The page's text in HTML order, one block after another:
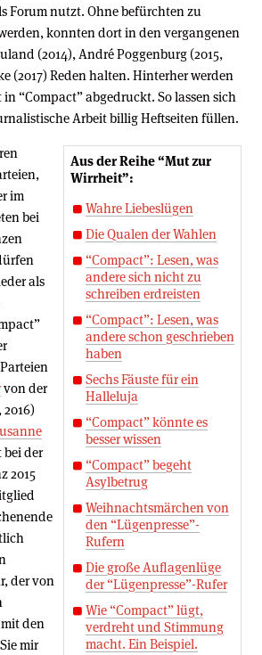
Forum nutzt. Ohne befürchten zu
konnten dort in den vergangenen
(2014), André Poggenburg (2015,
(2017) Reden halten. Hinterher werden
“Compact” abgedruckt. So lassen sich
Arbeit billig Heftseiten füllen.
Aus der Reihe “Mut zur
Wirrheit”:
Wahre Liebeslügen
Die Qualen der Wahlen
“Compact”: Lesen, was
andere sich nicht zu
schreiben erdreisten
“Compact”: Lesen, was
andere schon geschrieben
haben
Sechs Fäuste für ein
Halleluja
“Compact” könnte es
besser wissen
“Compact” begeht
Asylbetrug
Weihnachtsmärchen von
den “Lügenpresse”-
Rufern
Die große Auflagenlüge
der “Lügenpresse”-Rufer
Wie “Compact” lügt,
verdreht und Stimmung
macht. Ein Beispiel.
im
bei
als
von der
2016)
der
2015
der von
den
mir